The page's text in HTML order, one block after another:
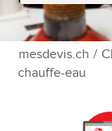
mesdevis.ch /
chauffe-eau